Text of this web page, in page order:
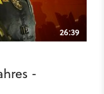
26:39
-